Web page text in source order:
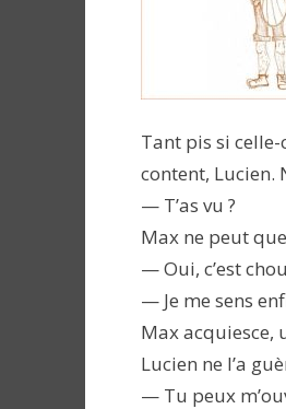
Tant pis si
content, Lucien.
— T’as vu ?
Max ne peut
— Oui, c’est
— Je me sens
Max acquiesce,
Lucien ne l’a
— Tu peux